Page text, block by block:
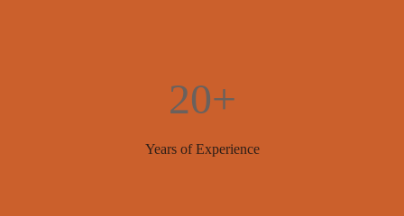
20+
Years of Experience